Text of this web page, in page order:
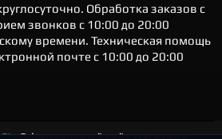
Обработка заказов с
звонков с 10:00 до 20:00
времени. Техническая помощь
почте с 10:00 до 20:00